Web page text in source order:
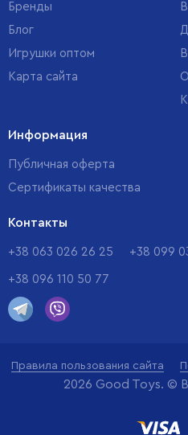
Бренды
Блог
Игрушки оптом
Карта сайта
Информация
Публичная оферта
Сертификаты качества
Контакты
+38 063 026 26 25 +38 099
+38 096 110 50 77
Правила пользования сайта
2026 Good Toys. ©